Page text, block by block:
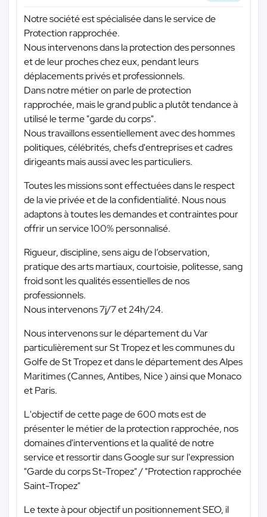
Notre société est spécialisée dans le service de
Protection rapprochée.
Nous intervenons dans la protection des personnes
et de leur proches chez eux, pendant leurs
déplacements privés et professionnels.
Dans notre métier on parle de protection
rapprochée, mais le grand public a plutôt tendance à
utilisé le terme "garde du corps".
Nous travaillons essentiellement avec des hommes
politiques, célébrités, chefs d'entreprises et cadres
dirigeants mais aussi avec les particuliers.
Toutes les missions sont effectuées dans le respect
de la vie privée et de la confidentialité. Nous nous
adaptons à toutes les demandes et contraintes pour
offrir un service 100% personnalisé.
Rigueur, discipline, sens aigu de l’observation,
pratique des arts martiaux, courtoisie, politesse, sang
froid sont les qualités essentielles de nos
professionnels.
Nous intervenons 7j/7 et 24h/24.
Nous intervenons sur le département du Var
particulièrement sur St Tropez et les communes du
Golfe de St Tropez et dans le département des Alpes
Maritimes (Cannes, Antibes, Nice ) ainsi que Monaco
et Paris.
L'objectif de cette page de 600 mots est de
présenter le métier de la protection rapprochée, nos
domaines d'interventions et la qualité de notre
service et ressortir dans Google sur sur l'expression
"Garde du corps St-Tropez" / "Protection rapprochée
Saint-Tropez"
Le texte à pour objectif un positionnement SEO, il